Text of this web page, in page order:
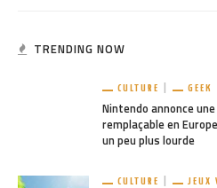
TRENDING NOW
CULTURE GEEK
Nintendo annonce
remplaçable en
un peu plus lourde
CULTURE JEUX